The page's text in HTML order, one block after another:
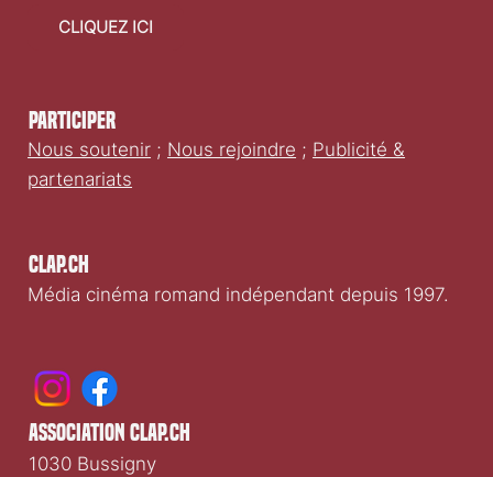
Clap.ch
Média cinéma romand indépendant depuis 1997.
Participer
Nous soutenir ; Nous rejoindre ; Publicité &
partenariats
CLIQUEZ ICI
association clap.ch
1030 Bussigny